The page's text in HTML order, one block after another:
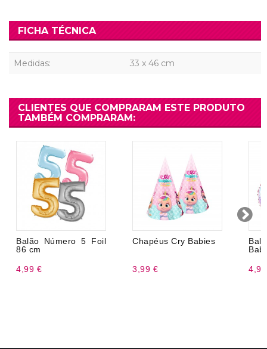
FICHA TÉCNICA
Medidas: 33 x 46 cm
CLIENTES QUE COMPRARAM ESTE PRODUTO
TAMBÉM COMPRARAM:
Balão Número 5 Foil
86 cm
4,99 €
Chapéus Cry Babies
3,99 €